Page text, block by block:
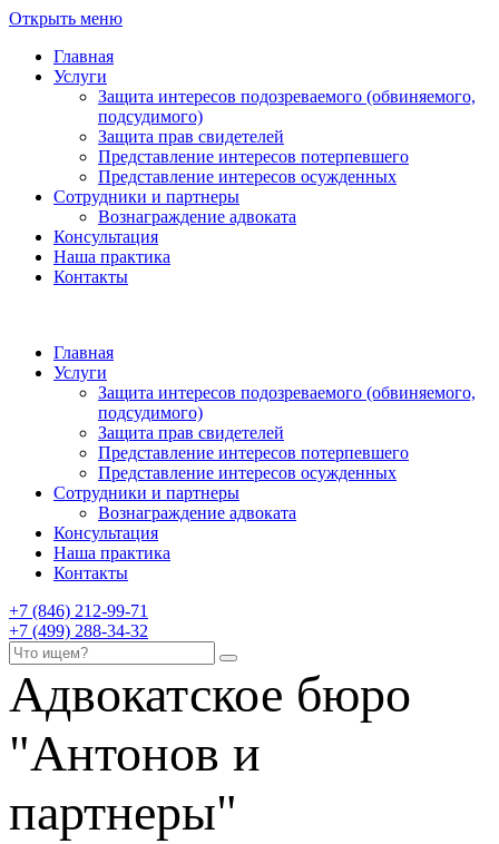
Открыть меню
Главная
Услуги
Защита интересов подозреваемого (обвиняемого,
подсудимого)
Защита прав свидетелей
Представление интересов потерпевшего
Представление интересов осужденных
Сотрудники и партнеры
Вознаграждение адвоката
Консультация
Наша практика
Контакты
Главная
Услуги
Защита интересов подозреваемого (обвиняемого,
подсудимого)
Защита прав свидетелей
Представление интересов потерпевшего
Представление интересов осужденных
Сотрудники и партнеры
Вознаграждение адвоката
Консультация
Наша практика
Контакты
+7 (846) 212-99-71
+7 (499) 288-34-32
Адвокатское бюро
"Антонов и
партнеры"